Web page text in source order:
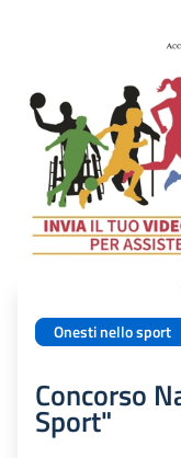
Onesti nello sport
Concorso
Sport"